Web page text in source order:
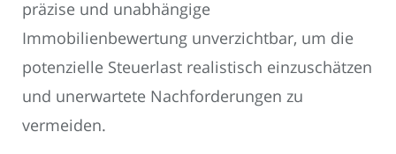
präzise und unabhängige
Immobilienbewertung unverzichtbar, um die
potenzielle Steuerlast realistisch einzuschätzen
und unerwartete Nachforderungen zu
vermeiden.